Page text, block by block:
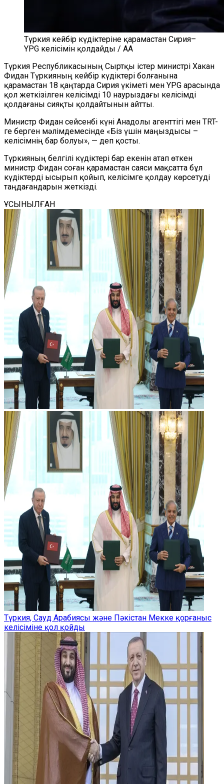
Түркия кейбір күдіктеріне қарамастан Сирия–
YPG келісімін қолдайды / AA
Түркия Республикасының Сыртқы істер министрі Хакан
Фидан Түркияның кейбір күдіктері болғанына
қарамастан 18 қаңтарда Сирия үкіметі мен YPG арасында
қол жеткізілген келісімді 10 наурыздағы келісімді
қолдағаны сияқты қолдайтынын айтты.
Министр Фидан сейсенбі күні Анадолы агенттігі мен ТRT-
ге берген мәлімдемесінде «Біз үшін маңыздысы –
келісімнің бар болуы», — деп қосты.
Түркияның белгілі күдіктері бар екенін атап өткен
министр Фидан соған қарамастан саяси мақсатта бұл
күдіктерді ысырып қойып, келісімге қолдау көрсетуді
таңдағандарын жеткізді.
ҰСЫНЫЛҒАН
Түркия, Сауд Арабиясы және Пәкістан Мекке қорғаныс
келісіміне қол қойды